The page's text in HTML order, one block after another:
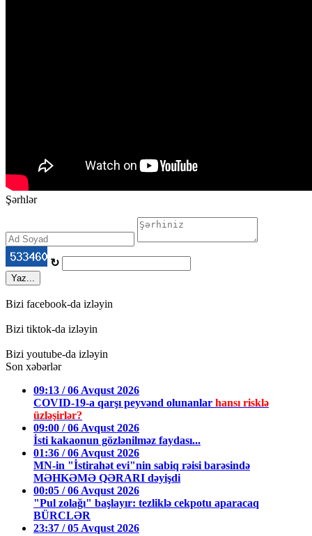
Şərhlər
↻
Yaz...
Bizi facebook-da izləyin
Bizi tiktok-da izləyin
Bizi youtube-da izləyin
Son xəbərlər
09:13 / 06 Avqust 2026
COVID-19-a qarşı peyvənd olunanlar hansı risklə
üzləşirlər?
09:00 / 06 Avqust 2026
İsti kakaonun gözlənilməz faydası...
01:36 / 06 Avqust 2026
MN-in "İstirahət evi"nin sabiq rəisi barəsində
MƏHKƏMƏ QƏRARI dəyişdi
00:05 / 06 Avqust 2026
"Pul zolağı" başlayır: tezliklə cekpotu aparacaq
BÜRCLƏR
23:37 / 05 Avqust 2026